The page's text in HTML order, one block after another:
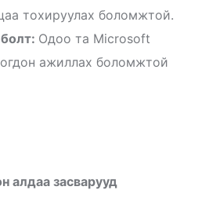
тохируулах боломжтой.
Одоо та Microsoft
ажиллах боломжтой
алдаа засварууд